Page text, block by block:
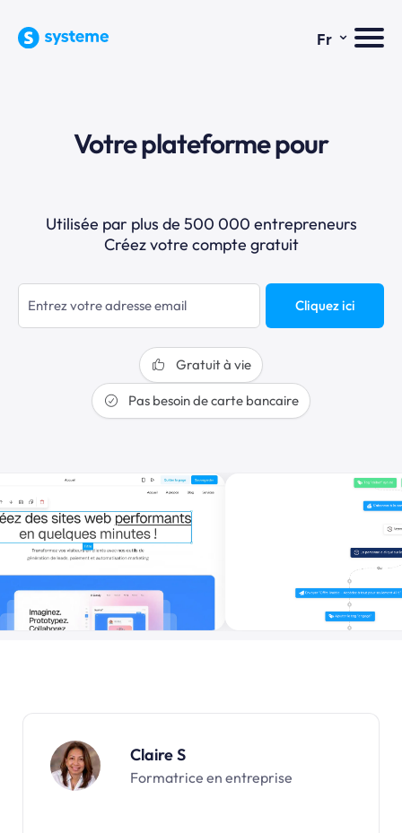
Fr ⌄
Votre plateforme pour
Utilisée par plus de 500 000 entrepreneurs
Créez votre compte gratuit
Cliquez ici
Gratuit à vie
Pas besoin de carte bancaire
Claire S
Formatrice en entreprise